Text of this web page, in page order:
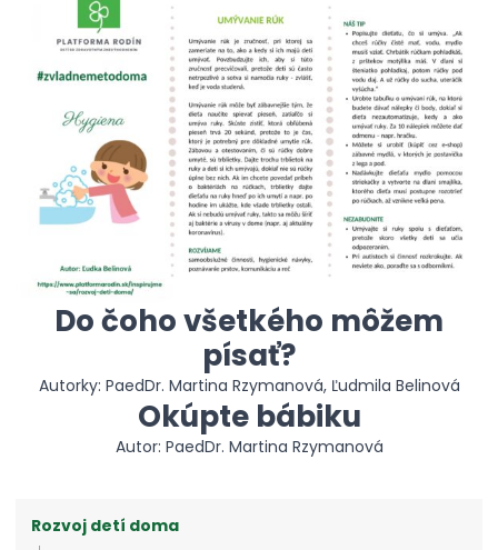
Do čoho všetkého môžem
písať?
Autorky: PaedDr. Martina Rzymanová, Ľudmila Belinová
Okúpte bábiku
Autor: PaedDr. Martina Rzymanová
Rozvoj detí doma